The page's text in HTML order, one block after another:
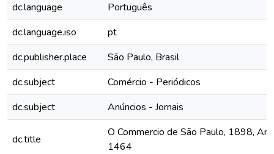
dc.language
Português
dc.language.iso
pt
dc.publisher.place
São Paulo, Brasil
dc.subject
Comércio - Periódicos
dc.subject
Anúncios - Jornais
dc.title
O Commercio de São Paulo, 1898,
1464